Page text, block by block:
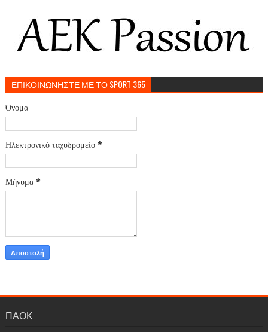
ΕΠΙΚΟΙΝΩΝΗΣΤΕ ΜΕ ΤΟ SPORT 365
Όνομα
Ηλεκτρονικό ταχυδρομείο *
Μήνυμα *
ΠΑΟΚ